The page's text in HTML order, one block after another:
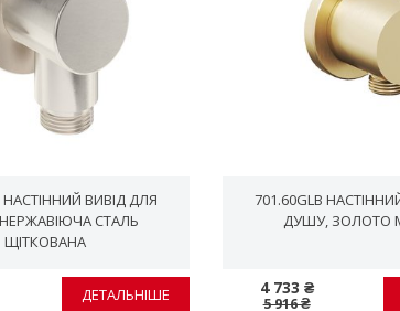
НАСТІННИЙ ВИВІД ДЛЯ
СТАЛЬ
ЩІТКОВАНА
ДЕТАЛЬНІШЕ
701.60GLB
ДУШУ, ЗОЛОТО
4 733 ₴
5 916 ₴